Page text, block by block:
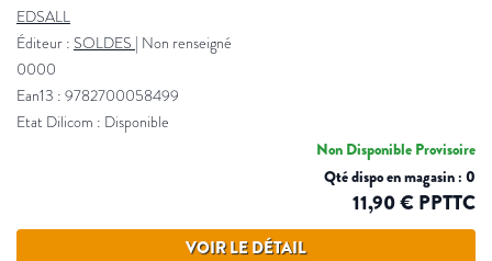
EDSALL
Éditeur : SOLDES | Non renseigné
0000
Ean13 : 9782700058499
Etat Dilicom : Disponible
Non Disponible Provisoire
Qté dispo en magasin : 0
11,90 € PPTTC
VOIR LE DÉTAIL